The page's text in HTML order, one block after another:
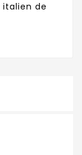
italien de